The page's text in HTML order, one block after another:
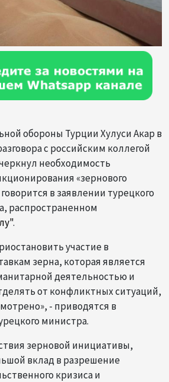
обороны Турции Хулуси Акар в
с российским коллегой
необходимость
«зернового
в заявлении турецкого
распространенном
.
участие в
зерна, которая является
деятельностью и
от конфликтных ситуаций,
- приводятся в
министра.
зерновой инициативы,
вклад в разрешение
кризиса и